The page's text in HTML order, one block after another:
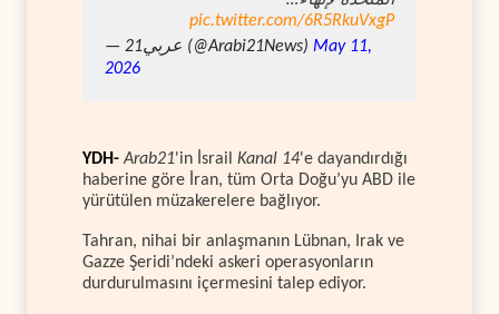
pic.twitter.com/6R5RkuVxgP
— عربي21 (@Arabi21News) May 11,
2026
YDH-Arab21'in İsrail Kanal 14'e dayandırdığı
haberine göre İran, tüm Orta Doğu’yu ABD ile
yürütülen müzakerelere bağlıyor.
Tahran, nihai bir anlaşmanın Lübnan, Irak ve
Gazze Şeridi’ndeki askeri operasyonların
durdurulmasını içermesini talep ediyor.